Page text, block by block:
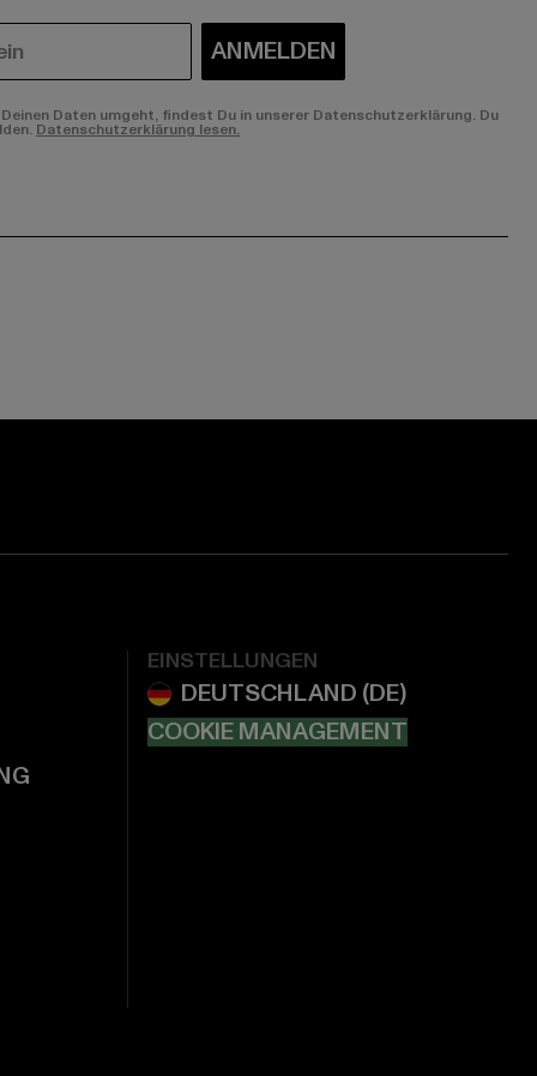
ANMELDEN
Daten umgeht, findest Du in unserer Datenschutzerklärung. Du
Datenschutzerklärung lesen.
EINSTELLUNGEN
COOKIE MANAGEMENT